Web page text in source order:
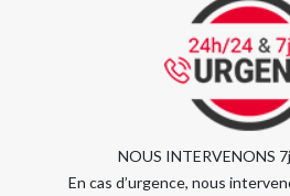
NOUS INTERVENONS
En cas d’urgence, nous